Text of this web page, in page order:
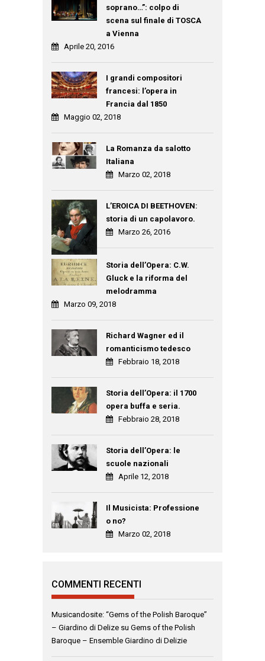
soprano…”: colpo di
scena sul finale di TOSCA
a Vienna
Aprile 20, 2016
I grandi compositori
francesi: l’opera in
Francia dal 1850
Maggio 02, 2018
La Romanza da salotto
Italiana
Marzo 02, 2018
L’EROICA DI BEETHOVEN:
storia di un capolavoro.
Marzo 26, 2016
Storia dell’Opera: C.W.
Gluck e la riforma del
melodramma
Marzo 09, 2018
Richard Wagner ed il
romanticismo tedesco
Febbraio 18, 2018
Storia dell’Opera: il 1700
opera buffa e seria.
Febbraio 28, 2018
Storia dell’Opera: le
scuole nazionali
Aprile 12, 2018
Il Musicista: Professione
o no?
Marzo 02, 2018
COMMENTI RECENTI
Musicandosite: “Gems of the Polish Baroque”
– Giardino di Delize su Gems of the Polish
Baroque – Ensemble Giardino di Delizie